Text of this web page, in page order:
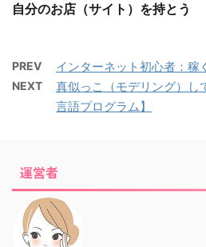
自分のお店（サイト）を持とう
PREV インターネット初心者：稼
NEXT
真似っこ（モデリング）し
言語プログラム】
運営者